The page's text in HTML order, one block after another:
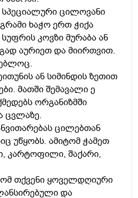
ცილოვანი
ხაჭო ერთ ჭიქა
კოვზი მურაბა ან
აურიეთ და მიირთვით.
ან სიმინდის ზეთით
მათში შემავალი ე
ორგანიზმში
ცვლაზე.
ცილებთან
უწყობს. ამიტომ ჭამეთ
კარტოფილი, შაქარი,
თქვენი ყოველდღიური
და